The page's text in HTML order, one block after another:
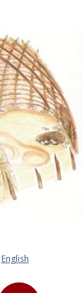
English